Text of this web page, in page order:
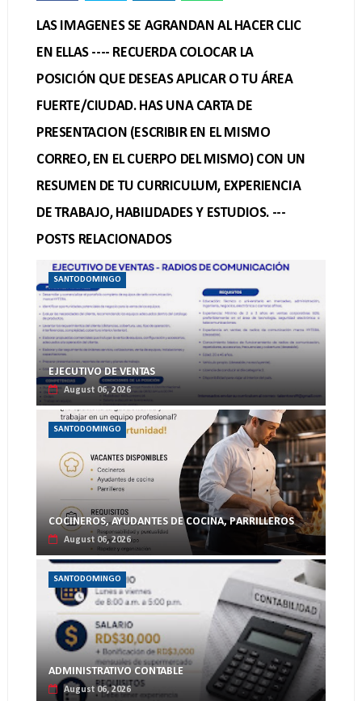
LAS IMAGENES SE AGRANDAN AL HACER CLIC
EN ELLAS ---- RECUERDA COLOCAR LA
POSICIÓN QUE DESEAS APLICAR O TU ÁREA
FUERTE/CIUDAD. HAS UNA CARTA DE
PRESENTACION (ESCRIBIR EN EL MISMO
CORREO, EN EL CUERPO DEL MISMO) CON UN
RESUMEN DE TU CURRICULUM, EXPERIENCIA
DE TRABAJO, HABILIDADES Y ESTUDIOS. ---
POSTS RELACIONADOS
SANTODOMINGO
EJECUTIVO DE VENTAS
August 06, 2026
SANTODOMINGO
COCINEROS, AYUDANTES DE COCINA, PARRILLEROS
August 06, 2026
SANTODOMINGO
ADMINISTRATIVO CONTABLE
August 06, 2026